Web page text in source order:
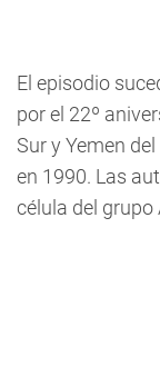
El episodio
por el 22º
Sur y Yemen
en 1990. Las
célula del grupo